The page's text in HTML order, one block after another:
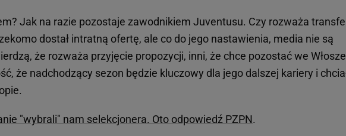
Jak na razie pozostaje zawodnikiem Juventusu. Czy rozważa
dostał intratną ofertę, ale co do jego nastawienia, media nie są
że rozważa przyjęcie propozycji, inni, że chce pozostać we
że nadchodzący sezon będzie kluczowy dla jego dalszej kariery i
"wybrali" nam selekcjonera. Oto odpowiedź PZPN.